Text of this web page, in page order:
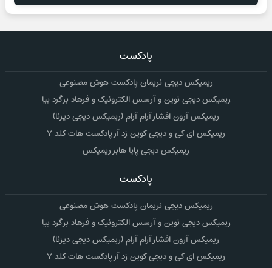
پادکست
ریمیکس دیجی نریمان پادکست هوش مصنوعی
ریمیکس دیجی نوین و آرسس الکترونیک و فرهاد برگرد بیا
ریمیکس آرون افشار آرام آرام (ریمیکس دیجی دیزنا)
ریمیکس ای کی و دیجی کوین زد آر پادکست هات کلد ۷
ریمیکس دیجی پایا هابر ریمیکس
پادکست
ریمیکس دیجی نریمان پادکست هوش مصنوعی
ریمیکس دیجی نوین و آرسس الکترونیک و فرهاد برگرد بیا
ریمیکس آرون افشار آرام آرام (ریمیکس دیجی دیزنا)
ریمیکس ای کی و دیجی کوین زد آر پادکست هات کلد ۷